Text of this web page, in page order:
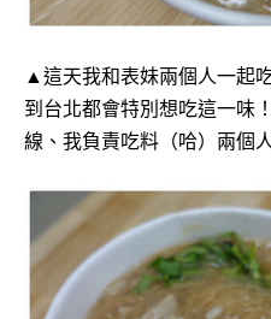
▲這天我和表妹兩個人一起
到台北都會特別想吃這一味 ！
線、我負責吃料（哈） 兩個